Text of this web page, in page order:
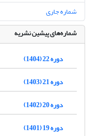
شماره جاری
شماره‌های پیشین نشریه
دوره 22 (1404)
دوره 21 (1403)
دوره 20 (1402)
دوره 19 (1401)